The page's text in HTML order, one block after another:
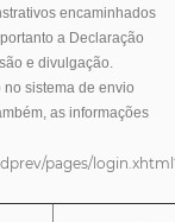
encaminhados
a Declaração
e divulgação.
no sistema de envio
as informações
pages/